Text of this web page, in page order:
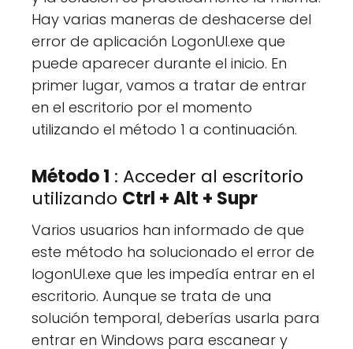
Hay varias maneras de deshacerse del
error de aplicación LogonUI.exe que
puede aparecer durante el inicio. En
primer lugar, vamos a tratar de entrar
en el escritorio por el momento
utilizando el método 1 a continuación.
Método 1 : Acceder al escritorio
utilizando Ctrl + Alt + Supr
Varios usuarios han informado de que
este método ha solucionado el error de
logonUI.exe que les impedía entrar en el
escritorio. Aunque se trata de una
solución temporal, deberías usarla para
entrar en Windows para escanear y